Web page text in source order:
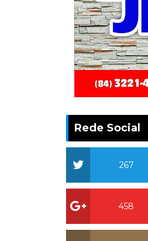
Rede Social
267
458